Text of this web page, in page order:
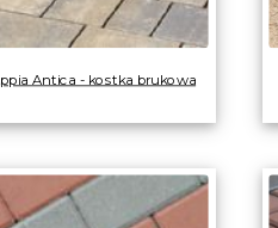
Antica - kostka brukowa